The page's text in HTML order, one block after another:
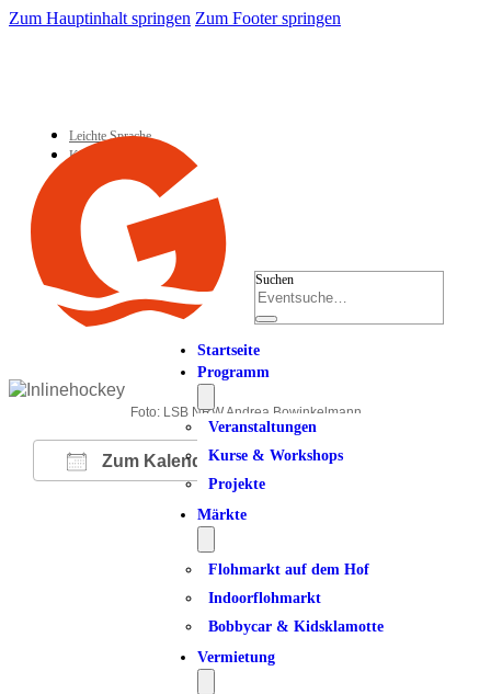
Zum Hauptinhalt springen Zum Footer springen
Leichte Sprache
Kontakt
Suchen
Startseite
Programm
Veranstaltungen
Kurse & Workshops
Projekte
Märkte
Flohmarkt auf dem Hof
Indoorflohmarkt
Bobbycar & Kidsklamotte
Vermietung
Foto: LSB NRW Andrea Bowinkelmann
Zum Kalender hinzufügen
ICS herunterladen
Google Kalender
iCalendarOffice 365